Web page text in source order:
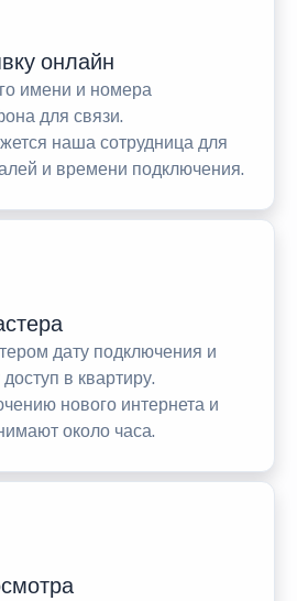
онлайн
имени и номера
для связи.
наша сотрудница для
и времени подключения.
дату подключения и
в квартиру.
нового интернета и
около часа.